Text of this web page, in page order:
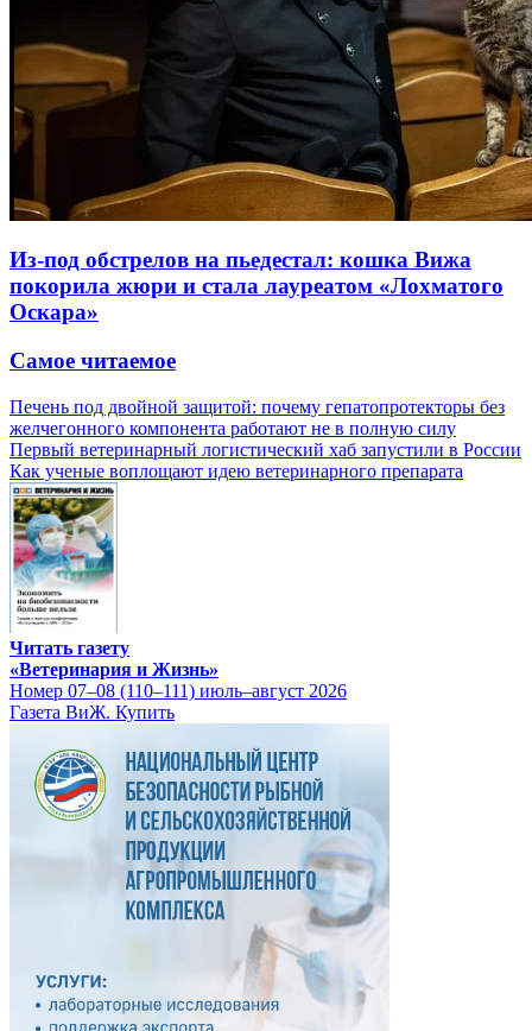
Из-под обстрелов на пьедестал: кошка Вижа
покорила жюри и стала лауреатом «Лохматого
Оскара»
Самое читаемое
Печень под двойной защитой: почему гепатопротекторы без
желчегонного компонента работают не в полную силу
Первый ветеринарный логистический хаб запустили в России
Как ученые воплощают идею ветеринарного препарата
Читать газету
«Ветеринария и Жизнь»
Номер 07–08 (110–111) июль–август 2026
Газета ВиЖ. Купить